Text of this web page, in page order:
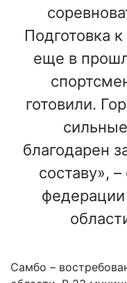
Подготовка
еще в
готовили.
благодарен
составу»,
Самбо –